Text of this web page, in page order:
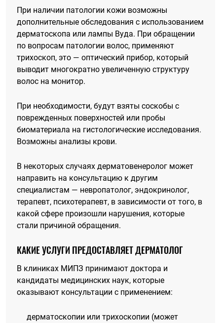
При наличии патологии кожи возможны
дополнительные обследования с использованием
дерматоскопа или лампы Вуда. При обращении
по вопросам патологии волос, применяют
трихоскоп, это — оптический прибор, который
выводит многократно увеличенную структуру
волос на монитор.
При необходимости, будут взяты соскобы с
поврежденных поверхностей или пробы
биоматериала на гистологические исследования.
Возможны анализы крови.
В некоторых случаях дерматовенеролог может
направить на консультацию к другим
специалистам — невропатолог, эндокринолог,
терапевт, психотерапевт, в зависимости от того, в
какой сфере произошли нарушения, которые
стали причиной обращения.
КАКИЕ УСЛУГИ ПРЕДОСТАВЛЯЕТ ДЕРМАТОЛОГ
В клиниках МИПЗ принимают доктора и
кандидаты медицинских наук, которые
оказывают консультации с применением:
дерматоскопии или трихоскопии (может